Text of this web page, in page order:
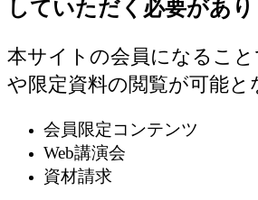
していただく必要があり
本サイトの会員になるこ
や限定資料の閲覧が可能と
会員限定コンテンツ​
Web講演会​
資材請求​